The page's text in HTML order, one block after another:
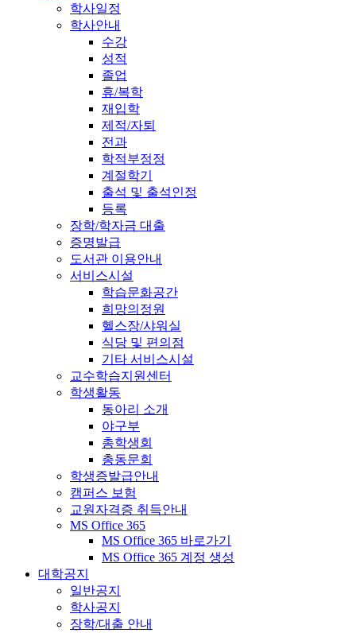
학사일정
학사안내
수강
성적
졸업
휴/복학
재입학
제적/자퇴
전과
학적부정정
계절학기
출석 및 출석인정
등록
장학/학자금 대출
증명발급
도서관 이용안내
서비스시설
학습문화공간
희망의정원
헬스장/샤워실
식당 및 편의점
기타 서비스시설
교수학습지원센터
학생활동
동아리 소개
야구부
총학생회
총동문회
학생증발급안내
캠퍼스 보험
교원자격증 취득안내
MS Office 365
MS Office 365 바로가기
MS Office 365 계정 생성
대학공지
일반공지
학사공지
장학/대출 안내